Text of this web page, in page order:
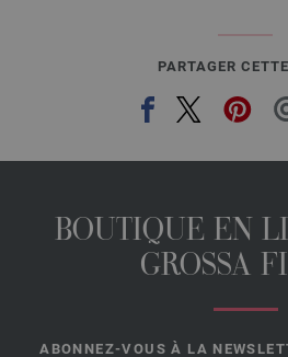
PARTAGER
BOUTIQUE EN
GROSSA
ABONNEZ-VOUS À LA